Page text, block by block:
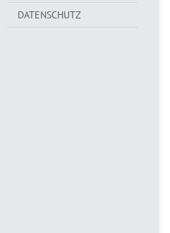
DATENSCHUTZ